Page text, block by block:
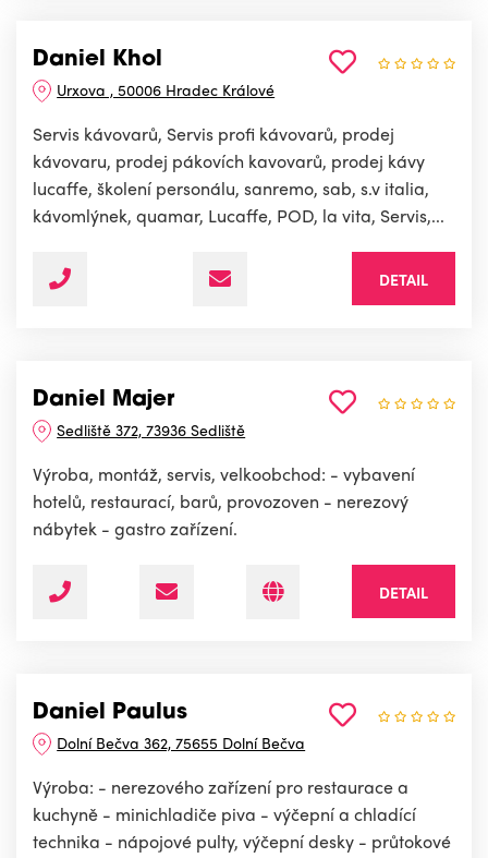
Daniel Khol
Urxova , 50006 Hradec Králové
Servis kávovarů, Servis profi kávovarů, prodej
kávovaru, prodej pákovích kavovarů, prodej kávy
lucaffe, školení personálu, sanremo, sab, s.v italia,
kávomlýnek, quamar, Lucaffe, POD, la vita, Servis,...
DETAIL
Daniel Majer
Sedliště 372, 73936 Sedliště
Výroba, montáž, servis, velkoobchod: - vybavení
hotelů, restaurací, barů, provozoven - nerezový
nábytek - gastro zařízení.
DETAIL
Daniel Paulus
Dolní Bečva 362, 75655 Dolní Bečva
Výroba: - nerezového zařízení pro restaurace a
kuchyně - minichladiče piva - výčepní a chladící
technika - nápojové pulty, výčepní desky - průtokové